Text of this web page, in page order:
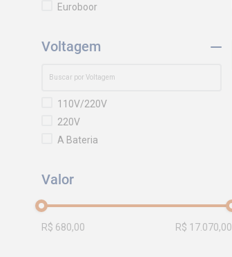
Euroboor
Voltagem
110V/220V
220V
A Bateria
R$ 680,00 R$ 17.070,00